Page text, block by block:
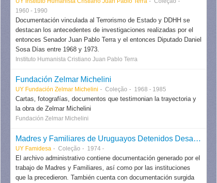
1960 - 1990
Documentación vinculada al Terrorismo de Estado y DDHH se
destacan los antecedentes de investigaciones realizadas por el
entonces Senador Juan Pablo Terra y el entonces Diputado Daniel
Sosa Días entre 1968 y 1973.
Instituto Humanista Cristiano Juan Pablo Terra
Fundación Zelmar Michelini
UY Fundación Zelmar Michelini Coleção 1968 - 1985
Cartas, fotografías, documentos que testimonian la trayectoria y
la obra de Zelmar Michelini
Fundación Zelmar Michelini
Madres y Familiares de Uruguayos Detenidos Desaparecidos - Famidesa
UY Famidesa Coleção 1974 -
El archivo administrativo contiene documentación generado por el
trabajo de Madres y Familiares, así como por las instituciones
que la precedieron. También cuenta con documentación surgida